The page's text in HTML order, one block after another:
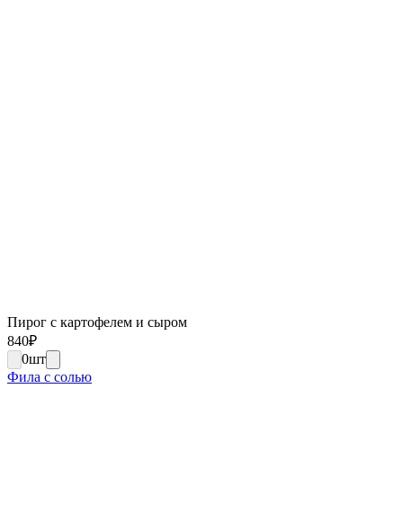
Пирог с картофелем и сыром
840₽
0шт
Фила с солью